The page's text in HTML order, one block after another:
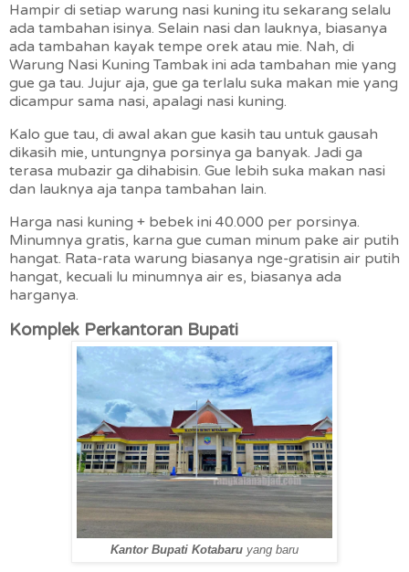
Hampir di setiap warung nasi kuning itu sekarang selalu
ada tambahan isinya. Selain nasi dan lauknya, biasanya
ada tambahan kayak tempe orek atau mie. Nah, di
Warung Nasi Kuning Tambak ini ada tambahan mie yang
gue ga tau. Jujur aja, gue ga terlalu suka makan mie yang
dicampur sama nasi, apalagi nasi kuning.
Kalo gue tau, di awal akan gue kasih tau untuk gausah
dikasih mie, untungnya porsinya ga banyak. Jadi ga
terasa mubazir ga dihabisin. Gue lebih suka makan nasi
dan lauknya aja tanpa tambahan lain.
Harga nasi kuning + bebek ini 40.000 per porsinya.
Minumnya gratis, karna gue cuman minum pake air putih
hangat. Rata-rata warung biasanya nge-gratisin air putih
hangat, kecuali lu minumnya air es, biasanya ada
harganya.
Komplek Perkantoran Bupati
Kantor Bupati Kotabaru yang baru